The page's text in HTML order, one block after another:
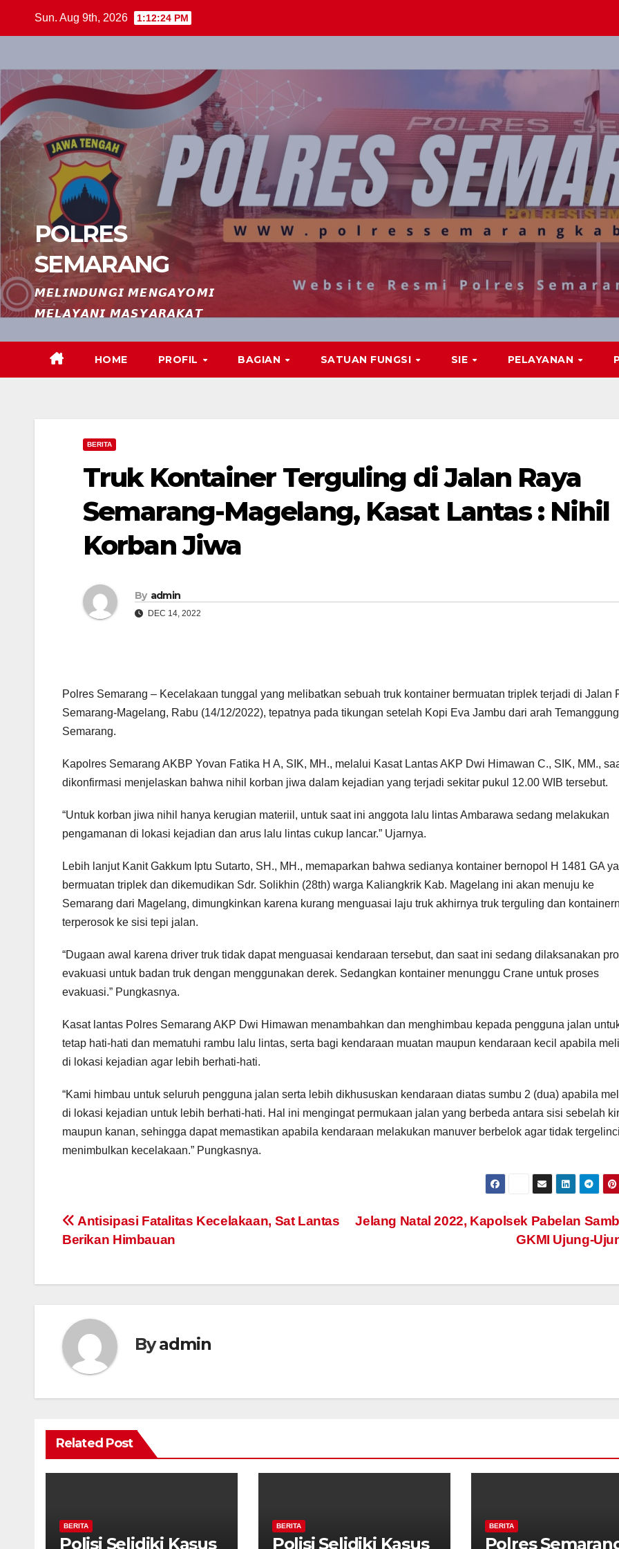
Sun. Aug 9th, 2026 1:12:25 PM
POLRES
SEMARANG
𝙈𝙀𝙇𝙄𝙉𝘿𝙐𝙉𝙂𝙄 𝙈𝙀𝙉𝙂𝘼𝙔𝙊𝙈𝙄
𝙈𝙀𝙇𝘼𝙔𝘼𝙉𝙄 𝙈𝘼𝙎𝙔𝘼𝙍𝘼𝙆𝘼𝙏
HOME PROFIL BAGIAN SATUAN FUNGSI SIE PELAYANAN
BERITA
Truk Kontainer Terguling di Jalan Raya
Semarang-Magelang, Kasat Lantas : Nihil
Korban Jiwa
By admin
DEC 14, 2022
Polres Semarang – Kecelakaan tunggal yang melibatkan sebuah truk kontainer bermuatan triplek terjadi di Jalan
Semarang-Magelang, Rabu (14/12/2022), tepatnya pada tikungan setelah Kopi Eva Jambu dari arah
Semarang.
Kapolres Semarang AKBP Yovan Fatika H A, SIK, MH., melalui Kasat Lantas AKP Dwi Himawan C., SIK, MM.,
dikonfirmasi menjelaskan bahwa nihil korban jiwa dalam kejadian yang terjadi sekitar pukul 12.00 WIB tersebut.
“Untuk korban jiwa nihil hanya kerugian materiil, untuk saat ini anggota lalu lintas Ambarawa sedang melakukan
pengamanan di lokasi kejadian dan arus lalu lintas cukup lancar.” Ujarnya.
Lebih lanjut Kanit Gakkum Iptu Sutarto, SH., MH., memaparkan bahwa sedianya kontainer bernopol H 1481 GA
bermuatan triplek dan dikemudikan Sdr. Solikhin (28th) warga Kaliangkrik Kab. Magelang ini akan menuju ke
Semarang dari Magelang, dimungkinkan karena kurang menguasai laju truk akhirnya truk terguling dan
terperosok ke sisi tepi jalan.
“Dugaan awal karena driver truk tidak dapat menguasai kendaraan tersebut, dan saat ini sedang dilaksanakan
evakuasi untuk badan truk dengan menggunakan derek. Sedangkan kontainer menunggu Crane untuk proses
evakuasi.” Pungkasnya.
Kasat lantas Polres Semarang AKP Dwi Himawan menambahkan dan menghimbau kepada pengguna jalan
tetap hati-hati dan mematuhi rambu lalu lintas, serta bagi kendaraan muatan maupun kendaraan kecil apabila
di lokasi kejadian agar lebih berhati-hati.
“Kami himbau untuk seluruh pengguna jalan serta lebih dikhususkan kendaraan diatas sumbu 2 (dua) apabila
di lokasi kejadian untuk lebih berhati-hati. Hal ini mengingat permukaan jalan yang berbeda antara sisi sebelah
maupun kanan, sehingga dapat memastikan apabila kendaraan melakukan manuver berbelok agar tidak
menimbulkan kecelakaan.” Pungkasnya.
Post
Jelang Natal 2022, Kapolsek Pabelan
GKMI Ujung-
Antisipasi Fatalitas Kecelakaan, Sat Lantas
Berikan Himbauan
Byadmin
Related Post
BERITA
Polisi Selidiki Kasus
BERITA
Polisi Selidiki Kasus
BERITA
Polres